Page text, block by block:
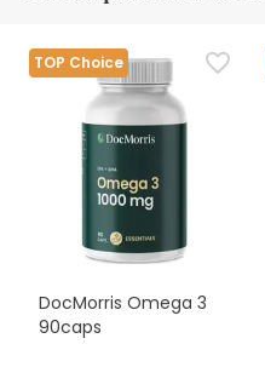
TOP Choice
DocMorris Omega 3
90caps